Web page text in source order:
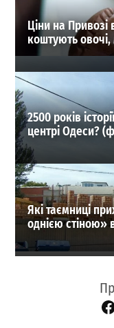
Ціни на Привозі
коштують овочі,
2500 років
центрі Одеси?
Які таємниці
однією стіною»